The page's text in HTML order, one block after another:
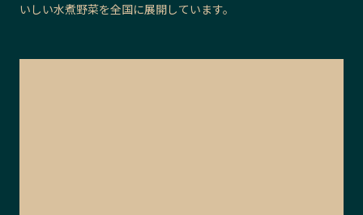
いしい水煮野菜を全国に展開しています。